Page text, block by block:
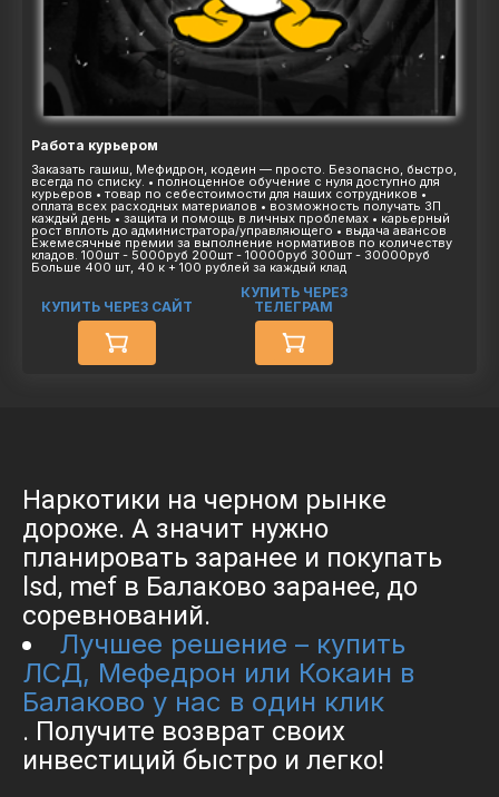
Работа курьером
Заказать гашиш, Мефидрон, кодеин — просто. Безопасно, быстро,
всегда по списку. • полноценное обучение с нуля доступно для
курьеров • товар по себестоимости для наших сотрудников •
оплата всех расходных материалов • возможность получать ЗП
каждый день • защита и помощь в личных проблемах • карьерный
рост вплоть до администратора/управляющего • выдача авансов
Ежемесячные премии за выполнение нормативов по количеству
кладов. 100шт - 5000руб 200шт - 10000руб 300шт - 30000руб
Больше 400 шт, 40 к + 100 рублей за каждый клад
КУПИТЬ ЧЕРЕЗ САЙТ
КУПИТЬ ЧЕРЕЗ
ТЕЛЕГРАМ
Наркотики на черном рынке
дороже. А значит нужно
планировать заранее и покупать
lsd, mef в Балаково заранее, до
соревнований.
Лучшее решение – купить
ЛСД, Мефедрон или Кокаин в
Балаково у нас в один клик
. Получите возврат своих
инвестиций быстро и легко!